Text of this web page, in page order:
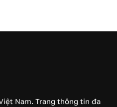
Nam. Trang thông tin đa